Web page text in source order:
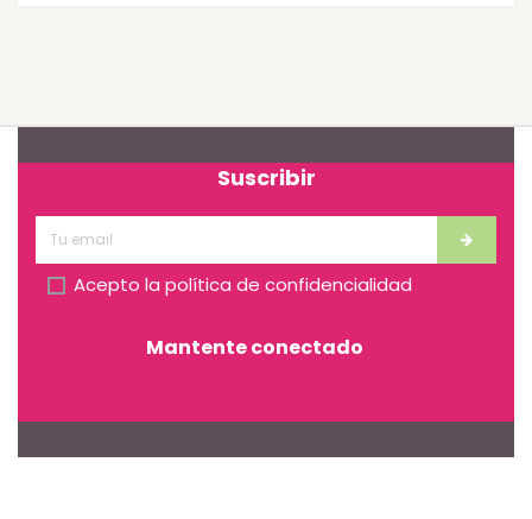
Suscribir
Acepto la política de confidencialidad
Mantente conectado